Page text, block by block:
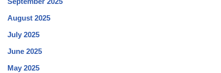
August 2025
July 2025
June 2025
May 2025